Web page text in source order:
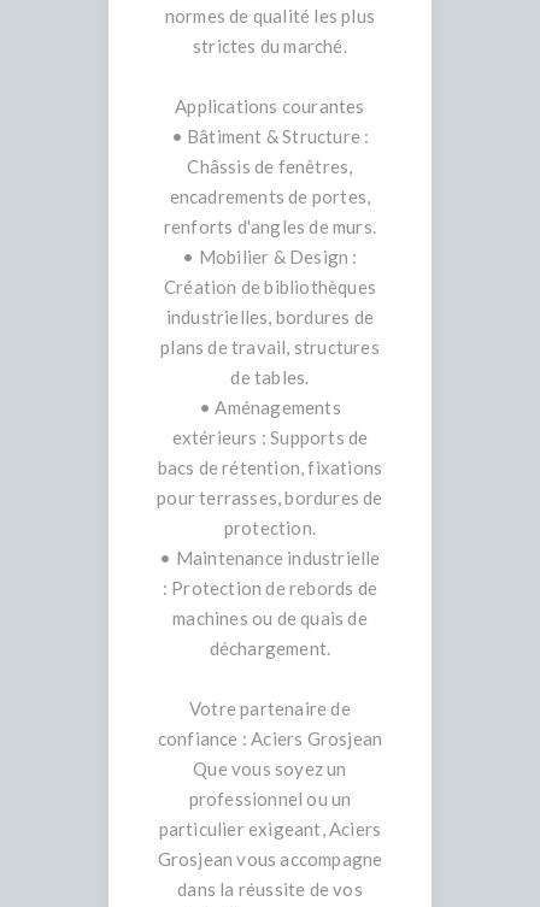
normes de qualité les plus
strictes du marché.
Applications courantes
• Bâtiment & Structure :
Châssis de fenêtres,
encadrements de portes,
renforts d'angles de murs.
• Mobilier & Design :
Création de bibliothèques
industrielles, bordures de
plans de travail, structures
de tables.
• Aménagements
extérieurs : Supports de
bacs de rétention, fixations
pour terrasses, bordures de
protection.
• Maintenance industrielle
: Protection de rebords de
machines ou de quais de
déchargement.
Votre partenaire de
confiance : Aciers Grosjean
Que vous soyez un
professionnel ou un
particulier exigeant, Aciers
Grosjean vous accompagne
dans la réussite de vos